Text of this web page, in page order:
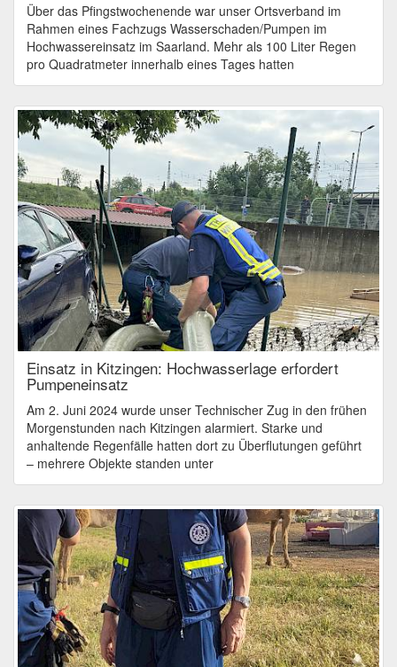
Über das Pfingstwochenende war unser Ortsverband im
Rahmen eines Fachzugs Wasserschaden/Pumpen im
Hochwassereinsatz im Saarland. Mehr als 100 Liter Regen
pro Quadratmeter innerhalb eines Tages hatten
Einsatz in Kitzingen: Hochwasserlage erfordert
Pumpeneinsatz
Am 2. Juni 2024 wurde unser Technischer Zug in den frühen
Morgenstunden nach Kitzingen alarmiert. Starke und
anhaltende Regenfälle hatten dort zu Überflutungen geführt
– mehrere Objekte standen unter